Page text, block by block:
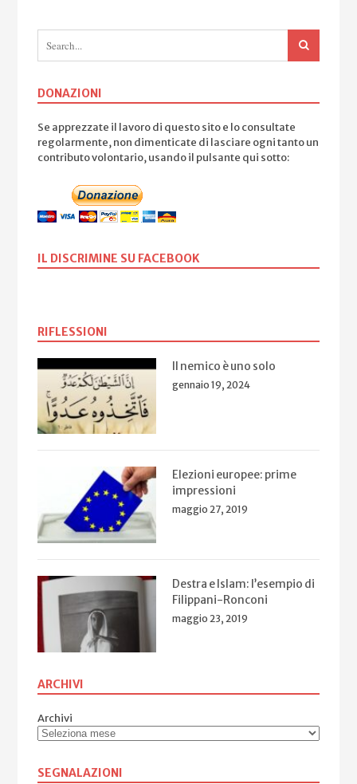
DONAZIONI
Se apprezzate il lavoro di questo sito e lo consultate
regolarmente, non dimenticate di lasciare ogni tanto un
contributo volontario, usando il pulsante qui sotto:
IL DISCRIMINE SU FACEBOOK
RIFLESSIONI
Il nemico è uno solo
gennaio 19, 2024
Elezioni europee: prime
impressioni
maggio 27, 2019
Destra e Islam: l’esempio di
Filippani-Ronconi
maggio 23, 2019
ARCHIVI
Archivi
SEGNALAZIONI